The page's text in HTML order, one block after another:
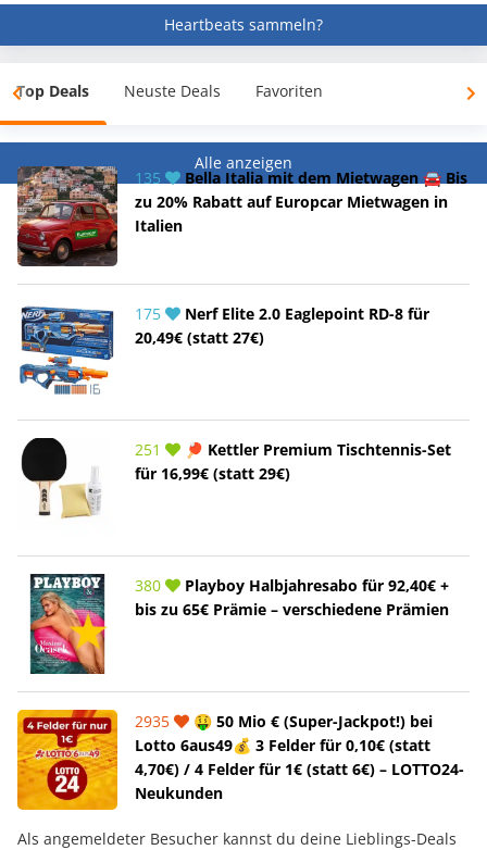
Heartbeats sammeln?
Top Deals Neuste Deals Favoriten
Alle anzeigen
135
Bella Italia mit dem Mietwagen 🚘 Bis
zu 20% Rabatt auf Europcar Mietwagen in
Italien
175
Nerf Elite 2.0 Eaglepoint RD-8 für
20,49€ (statt 27€)
251
🏓 Kettler Premium Tischtennis-Set
für 16,99€ (statt 29€)
380
Playboy Halbjahresabo für 92,40€ +
bis zu 65€ Prämie – verschiedene Prämien
2935
🤑 50 Mio € (Super-Jackpot!) bei
Lotto 6aus49💰 3 Felder für 0,10€ (statt
4,70€) / 4 Felder für 1€ (statt 6€) – LOTTO24-
Neukunden
Als angemeldeter Besucher kannst du deine Lieblings-Deals